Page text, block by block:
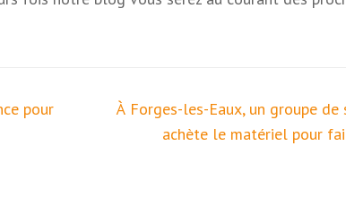
pour
À Forges-les-Eaux, un groupe de
achète le matériel pour